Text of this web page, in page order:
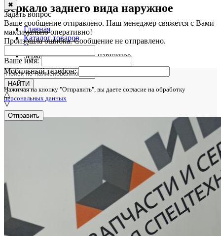
✖
Задать вопрос
Ваше сообщение отправлено. Наш менеджер свяжется с Вами
максимально оперативно!
Произошла ошибка. Сообщение не отправлено.
Ваше имя:
Мобильный телефон:
Нажимая на кнопку "Отправить", вы даете согласие на обработку
персональных данных
Отправить
Зеркало заднего вида наружное
Главная
Каталог товаров
Кузов
Зеркало заднего вида наружное
НАЙТИ
△
▽